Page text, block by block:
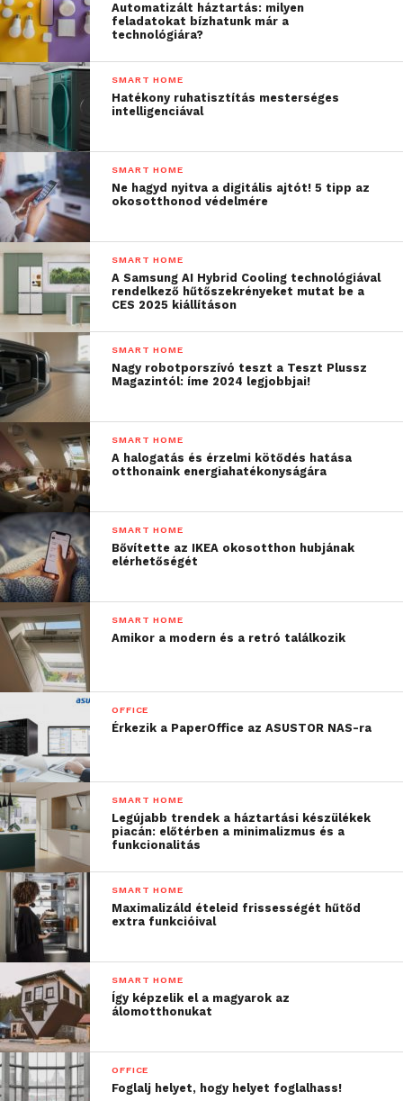
Automatizált háztartás: milyen
feladatokat bízhatunk már a
technológiára?
SMART HOME
Hatékony ruhatisztítás mesterséges
intelligenciával
SMART HOME
Ne hagyd nyitva a digitális ajtót! 5 tipp az
okosotthonod védelmére
SMART HOME
A Samsung AI Hybrid Cooling technológiával
rendelkező hűtőszekrényeket mutat be a
CES 2025 kiállításon
SMART HOME
Nagy robotporszívó teszt a Teszt Plussz
Magazintól: íme 2024 legjobbjai!
SMART HOME
A halogatás és érzelmi kötődés hatása
otthonaink energiahatékonyságára
SMART HOME
Bővítette az IKEA okosotthon hubjának
elérhetőségét
SMART HOME
Amikor a modern és a retró találkozik
OFFICE
Érkezik a PaperOffice az ASUSTOR NAS-ra
SMART HOME
Legújabb trendek a háztartási készülékek
piacán: előtérben a minimalizmus és a
funkcionalitás
SMART HOME
Maximalizáld ételeid frissességét hűtőd
extra funkcióival
SMART HOME
Így képzelik el a magyarok az
álomotthonukat
OFFICE
Foglalj helyet, hogy helyet foglalhass!